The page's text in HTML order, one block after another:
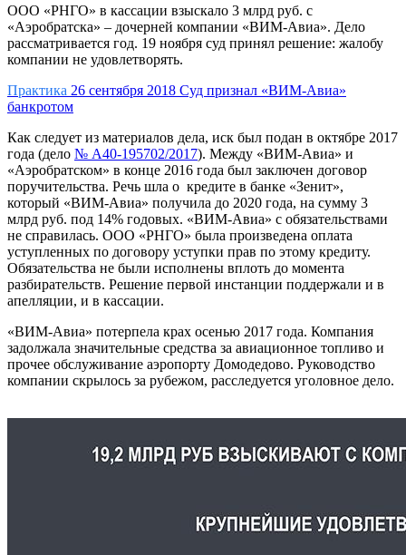
ООО «РНГО» в кассации взыскало 3 млрд руб. с
«Аэробратска» – дочерней компании «ВИМ-Авиа». Дело
рассматривается год. 19 ноября суд принял решение: жалобу
компании не удовлетворять.
Практика 26 сентября 2018 Суд признал «ВИМ-Авиа»
банкротом
Как следует из материалов дела, иск был подан в октябре 2017
года (дело № А40-195702/2017). Между «ВИМ-Авиа» и
«Аэробратском» в конце 2016 года был заключен договор
поручительства. Речь шла о кредите в банке «Зенит»,
который «ВИМ-Авиа» получила до 2020 года, на сумму 3
млрд руб. под 14% годовых. «ВИМ-Авиа» с обязательствами
не справилась. ООО «РНГО» была произведена оплата
уступленных по договору уступки прав по этому кредиту.
Обязательства не были исполнены вплоть до момента
разбирательств. Решение первой инстанции поддержали и в
апелляции, и в кассации.
«ВИМ-Авиа» потерпела крах осенью 2017 года. Компания
задолжала значительные средства за авиационное топливо и
прочее обслуживание аэропорту Домодедово. Руководство
компании скрылось за рубежом, расследуется уголовное дело.